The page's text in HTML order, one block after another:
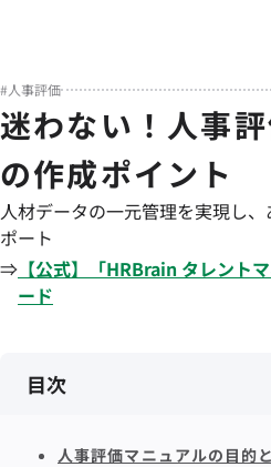
#人事評価
迷わない！人事
の作成ポイント
人材データの一元管理を実現し
ポート
⇒ 【公式】「HRBrain タレント
ード
目次
人事評価マニュアルの目的